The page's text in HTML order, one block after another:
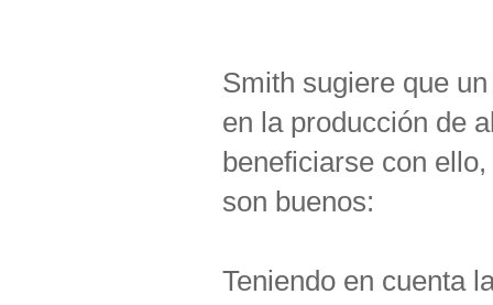
Smith sugiere que
en la producción de
beneficiarse con
son buenos:
Teniendo en cuenta